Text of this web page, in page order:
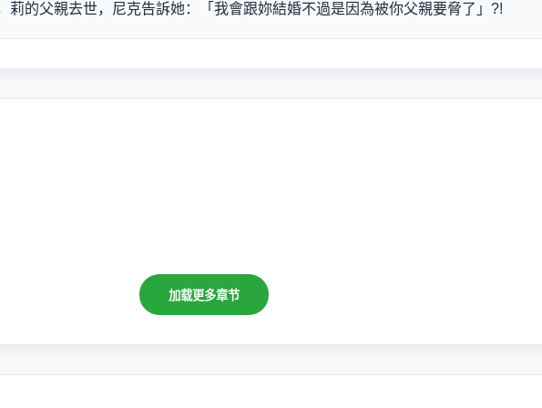
莉的父親去世，尼克告訴她：「我會跟妳結婚不過是因為被你父親要脅了」?!
加载更多章节